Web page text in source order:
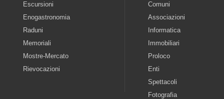
Escursioni
Enogastronomia
Raduni
Memoriali
Mostre-Mercato
Rievocazioni
Comuni
Associazioni
Informatica
Immobiliari
Proloco
Enti
Spettacoli
Fotografia